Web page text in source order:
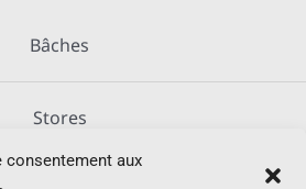
consentement aux
Bâches
Stores